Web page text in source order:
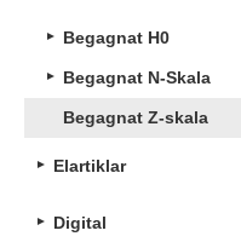
Begagnat H0
Begagnat N-Skala
Begagnat Z-skala
Elartiklar
Digital